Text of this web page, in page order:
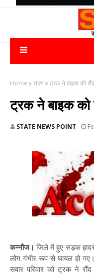
Home राज्य ट्रक ने बाइक को
ट्रक ने बाइक को
STATE NEWS POINT
कन्नौज। जिले में हुए सड़क हादसे
लोग गंभीर रूप से घायल हो
सवार परिवार को ट्रक ने